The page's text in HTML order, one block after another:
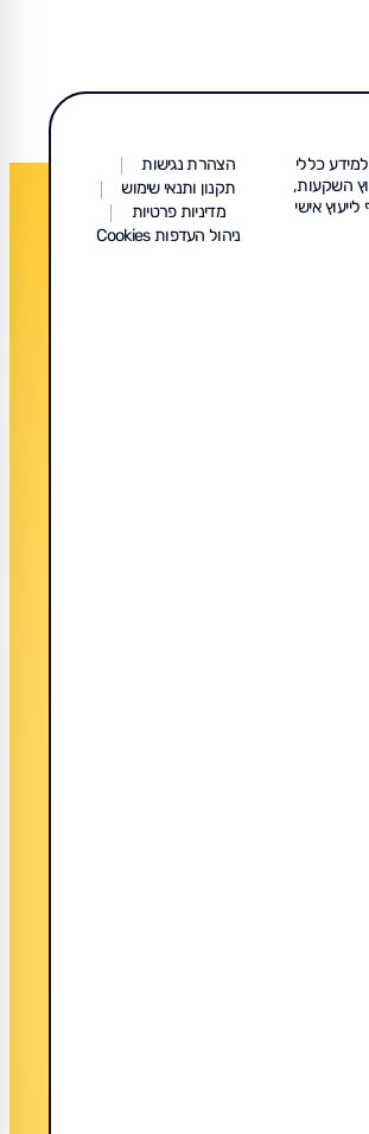
כללי
השקעות,
אישי
הצהרת נגישות
תקנון ותנאי שימוש
מדיניות פרטיות
ניהול העדפות Cookies